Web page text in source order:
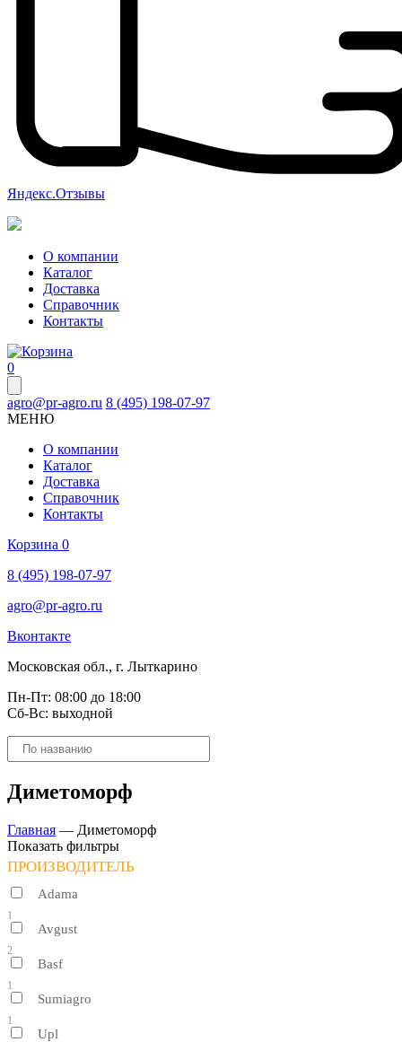
Яндекс.Отзывы
О компании
Каталог
Доставка
Справочник
Контакты
0
agro@pr-agro.ru 8 (495) 198-07-97
МЕНЮ
О компании
Каталог
Доставка
Справочник
Контакты
Корзина 0
8 (495) 198-07-97
agro@pr-agro.ru
Вконтакте
Московская обл., г. Лыткарино
Пн-Пт: 08:00 до 18:00
Сб-Вс: выходной
Поиск
товаров
Диметоморф
Главная — Диметоморф
Показать фильтры
ПРОИЗВОДИТЕЛЬ
Adama
1
Avgust
2
Basf
1
Sumiagro
1
Upl